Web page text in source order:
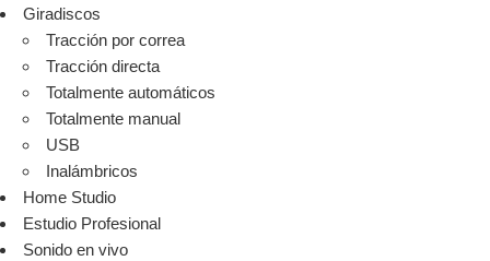
Giradiscos
Tracción por correa
Tracción directa
Totalmente automáticos
Totalmente manual
USB
Inalámbricos
Home Studio
Estudio Profesional
Sonido en vivo